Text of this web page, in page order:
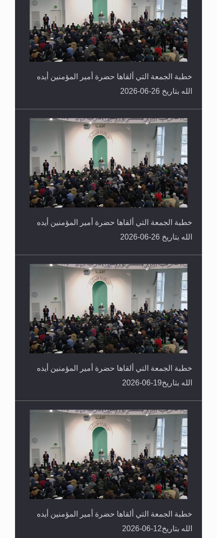
خطبة الجمعة التي ألقاها حضرة أمير المؤمنين أيده
الله بتاريخ 26-06-2026
خطبة الجمعة التي ألقاها حضرة أمير المؤمنين أيده
الله بتاريخ 26-06-2026
خطبة الجمعة التي ألقاها حضرة أمير المؤمنين أيده
الله بتاريخ19-06-2026
خطبة الجمعة التي ألقاها حضرة أمير المؤمنين أيده
الله بتاريخ12-06-2026